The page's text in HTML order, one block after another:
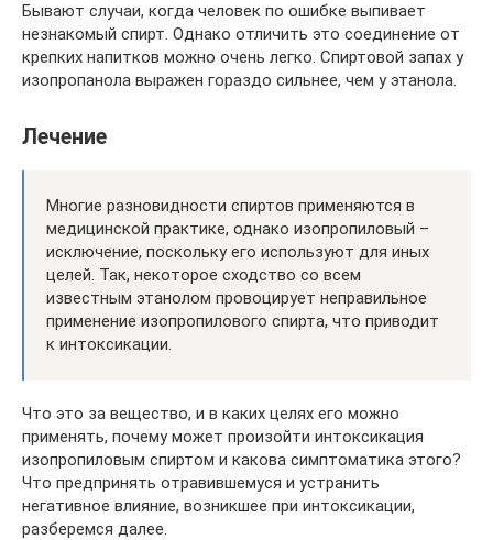
Бывают случаи, когда человек по ошибке выпивает
незнакомый спирт. Однако отличить это соединение от
крепких напитков можно очень легко. Спиртовой запах у
изопропанола выражен гораздо сильнее, чем у этанола.
Лечение
Многие разновидности спиртов применяются в
медицинской практике, однако изопропиловый –
исключение, поскольку его используют для иных
целей. Так, некоторое сходство со всем
известным этанолом провоцирует неправильное
применение изопропилового спирта, что приводит
к интоксикации.
Что это за вещество, и в каких целях его можно
применять, почему может произойти интоксикация
изопропиловым спиртом и какова симптоматика этого?
Что предпринять отравившемуся и устранить
негативное влияние, возникшее при интоксикации,
разберемся далее.